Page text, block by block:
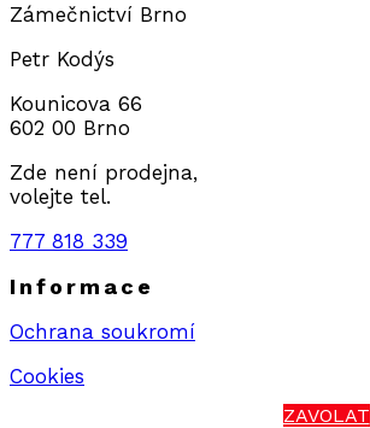
Zámečnictví Brno
Petr Kodýs
Kounicova 66
602 00 Brno
Zde není prodejna,
volejte tel.
777 818 339
Informace
Ochrana soukromí
Cookies
ZAVOLAT